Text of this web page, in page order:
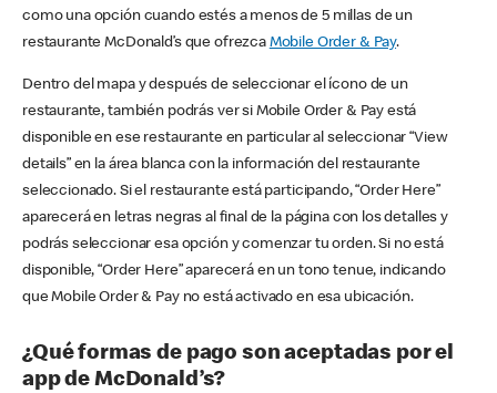
como una opción cuando estés a menos de 5 millas de un
restaurante McDonald’s que ofrezca Mobile Order & Pay.
Dentro del mapa y después de seleccionar el ícono de un
restaurante, también podrás ver si Mobile Order & Pay está
disponible en ese restaurante en particular al seleccionar “View
details” en la área blanca con la información del restaurante
seleccionado. Si el restaurante está participando, “Order Here”
aparecerá en letras negras al final de la página con los detalles y
podrás seleccionar esa opción y comenzar tu orden. Si no está
disponible, “Order Here” aparecerá en un tono tenue, indicando
que Mobile Order & Pay no está activado en esa ubicación.
¿Qué formas de pago son aceptadas por el
app de McDonald’s?